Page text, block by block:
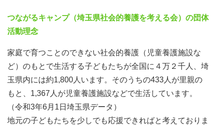
つながるキャンプ（埼玉県社会的養護を考える会）の団体
活動理念
家庭で育つことのできない社会的養護（児童養護施設な
ど）のもとで生活する子どもたちが全国に４万２千人、埼
玉県内には約1,800人います。そのうちの433人が里親の
もと、1,367人が児童養護施設などで生活しています。
（令和3年6月1日埼玉県データ）
地元の子どもたちを少しでも応援できればと考えておりま